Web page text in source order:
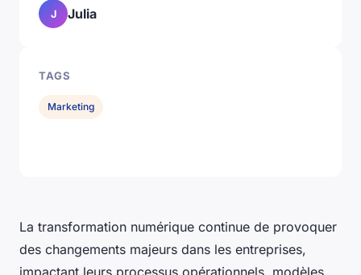
La transformation numérique continue de provoquer
des changements majeurs dans les entreprises,
impactant leurs processus opérationnels, modèles
J Julia
TAGS
Marketing